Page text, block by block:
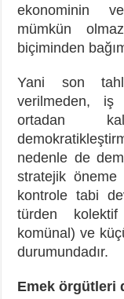
ekonominin
mümkün
biçiminden
Yani son
verilmeden,
ortadan
nedenle de
stratejik öneme
kontrole tabi
türden
komünal) ve
durumundadır.
Emek örgütleri